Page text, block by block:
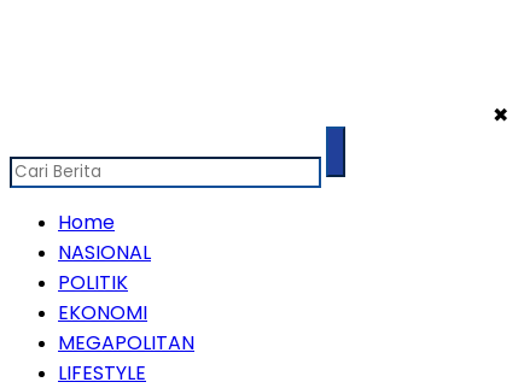
✖
Home
NASIONAL
POLITIK
EKONOMI
MEGAPOLITAN
LIFESTYLE